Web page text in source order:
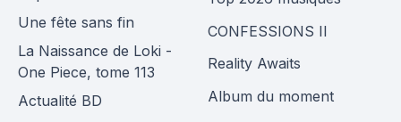
Une fête sans fin
La Naissance de Loki -
One Piece, tome 113
Actualité BD
CONFESSIONS II
Reality Awaits
Album du moment